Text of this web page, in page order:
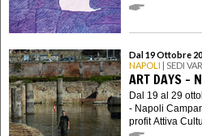
Dal 19 Ottobre
NAPOLI | SEDI
ART DAYS -
Dal 19 al 29
- Napoli
profit Attiva